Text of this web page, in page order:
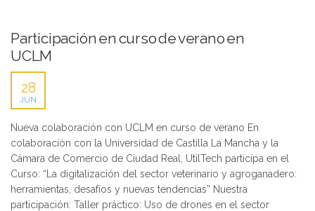
Participación en curso de verano en
UCLM
28
JUN
Nueva colaboración con UCLM en curso de verano En
colaboración con la Universidad de Castilla La Mancha y la
Cámara de Comercio de Ciudad Real, UtilTech participa en el
Curso: “La digitalización del sector veterinario y agroganadero:
herramientas, desafíos y nuevas tendencias” Nuestra
participación: Taller práctico: Uso de drones en el sector